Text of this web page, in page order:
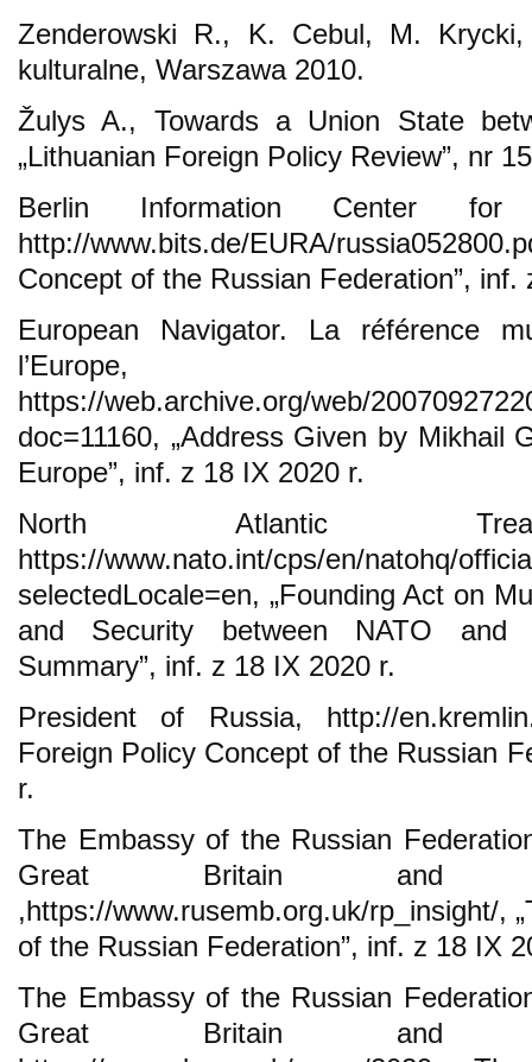
Zenderowski R., K. Cebul, M. Krycki,
kulturalne, Warszawa 2010.
Žulys A., Towards a Union State
„Lithuanian Foreign Policy Review”, nr
Berlin Information Center for
http://www.bits.de/EURA/
Concept of the Russian Federation”, inf.
European Navigator. La référence
l’Europe,
https://web.archive.org/web/
doc=11160, „Address Given by Mikhail
Europe”, inf. z 18 IX 2020 r.
North Atlantic
https://www.nato.int/cps/en/natohq/
selectedLocale=en, „Founding Act on
and Security between NATO and
Summary”, inf. z 18 IX 2020 r.
President of Russia, http://
Foreign Policy Concept of the Russian
r.
The Embassy of the Russian
Great Britain and
,https://www.rusemb.org.uk/rp_insight/,
of the Russian Federation”, inf. z 18 IX
The Embassy of the Russian
Great Britain and